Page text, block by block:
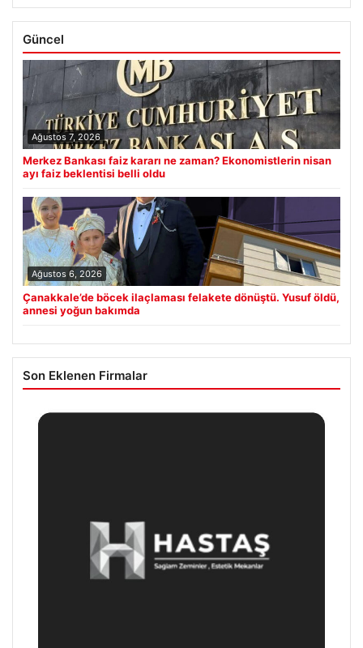
Güncel
Ağustos 7, 2026
Merkez Bankası faiz kararı ne zaman? Ekonomistlerin nisan
ayı faiz beklentisi belli oldu
Ağustos 6, 2026
Çanakkale’de böcek ilaçlaması felakete dönüştü. Yusuf öldü,
annesi yoğun bakımda
Son Eklenen Firmalar